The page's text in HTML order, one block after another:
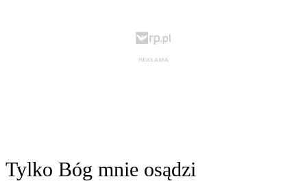
Tylko Bóg mnie osądzi